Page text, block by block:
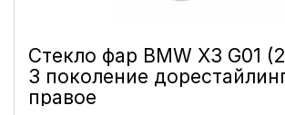
Стекло фар BMW X3 G01
3 поколение
правое